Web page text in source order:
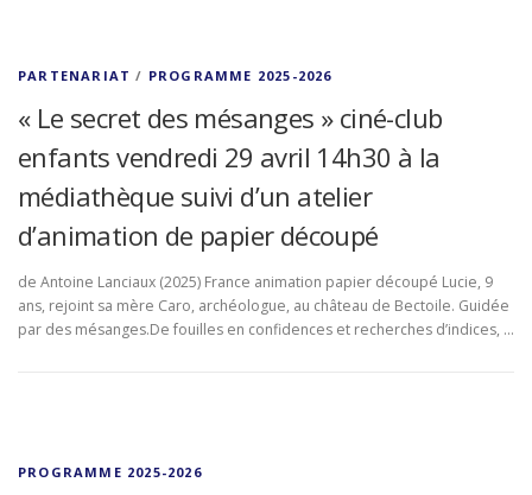
PARTENARIAT / PROGRAMME 2025-2026
« Le secret des mésanges » ciné-club
enfants vendredi 29 avril 14h30 à la
médiathèque suivi d’un atelier
d’animation de papier découpé
de Antoine Lanciaux (2025) France animation papier découpé Lucie, 9
ans, rejoint sa mère Caro, archéologue, au château de Bectoile. Guidée
par des mésanges.De fouilles en confidences et recherches d’indices, …
PROGRAMME 2025-2026